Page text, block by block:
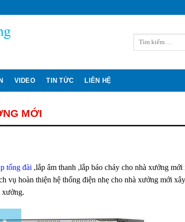
VIDEO TIN TỨC LIÊN HỆ
MỚI
tổng đài ,lắp âm thanh ,lắp báo cháy cho nhà xưởng mới
vụ hoàn thiện hệ thống điện nhẹ cho nhà xưởng mới
xưởng.